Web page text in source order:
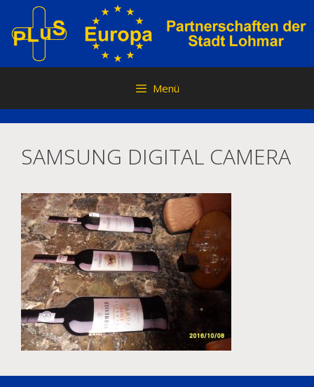
Inhalt
springen
Menü
SAMSUNG DIGITAL CAMERA